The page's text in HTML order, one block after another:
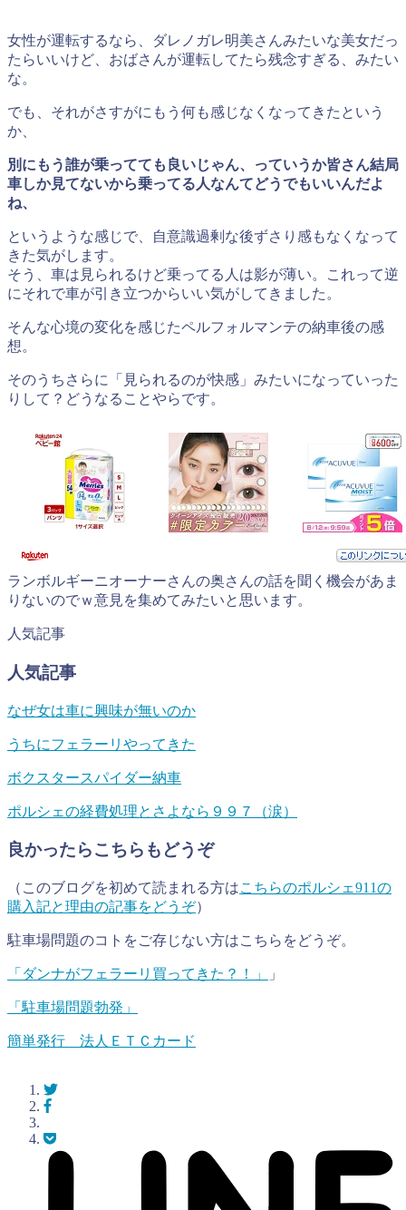
女性が運転するなら、ダレノガレ明美さんみたいな美女だっ
たらいいけど、おばさんが運転してたら残念すぎる、みたい
な。
でも、それがさすがにもう何も感じなくなってきたという
か、
別にもう誰が乗ってても良いじゃん、っていうか皆さん結局
車しか見てないから乗ってる人なんてどうでもいいんだよ
ね、
というような感じで、自意識過剰な後ずさり感もなくなって
きた気がします。
そう、車は見られるけど乗ってる人は影が薄い。これって逆
にそれで車が引き立つからいい気がしてきました。
そんな心境の変化を感じたペルフォルマンテの納車後の感
想。
そのうちさらに「見られるのが快感」みたいになっていった
りして？どうなることやらです。
ランボルギーニオーナーさんの奥さんの話を聞く機会があま
りないのでｗ意見を集めてみたいと思います。
人気記事
人気記事
なぜ女は車に興味が無いのか
うちにフェラーリやってきた
ボクスタースパイダー納車
ポルシェの経費処理とさよなら９９７（涙）
良かったらこちらもどうぞ
（このブログを初めて読まれる方はこちらのポルシェ911の
購入記と理由の記事をどうぞ）
駐車場問題のコトをご存じない方はこちらをどうぞ。
「ダンナがフェラーリ買ってきた？！」 」
「駐車場問題勃発」
簡単発行 法人ＥＴＣカード